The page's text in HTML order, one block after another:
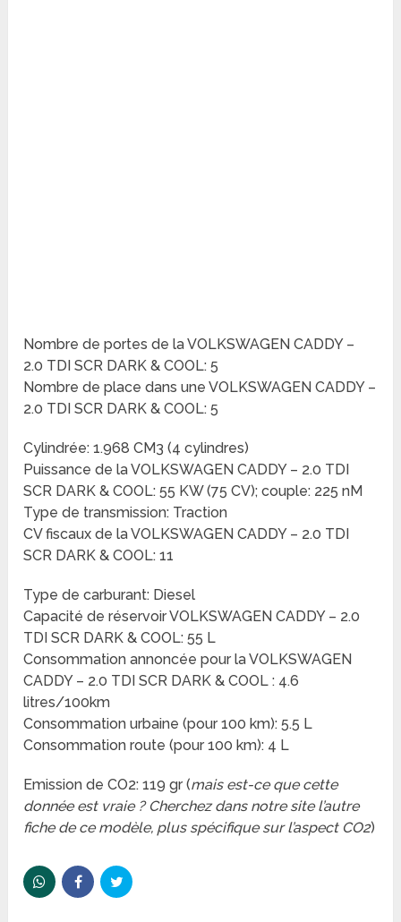
Nombre de portes de la VOLKSWAGEN CADDY –
2.0 TDI SCR DARK & COOL: 5
Nombre de place dans une VOLKSWAGEN CADDY –
2.0 TDI SCR DARK & COOL: 5
Cylindrée: 1.968 CM3 (4 cylindres)
Puissance de la VOLKSWAGEN CADDY – 2.0 TDI
SCR DARK & COOL: 55 KW (75 CV); couple: 225 nM
Type de transmission: Traction
CV fiscaux de la VOLKSWAGEN CADDY – 2.0 TDI
SCR DARK & COOL: 11
Type de carburant: Diesel
Capacité de réservoir VOLKSWAGEN CADDY – 2.0
TDI SCR DARK & COOL: 55 L
Consommation annoncée pour la VOLKSWAGEN
CADDY – 2.0 TDI SCR DARK & COOL : 4.6
litres/100km
Consommation urbaine (pour 100 km): 5.5 L
Consommation route (pour 100 km): 4 L
Emission de CO2: 119 gr (mais est-ce que cette
donnée est vraie ? Cherchez dans notre site l’autre
fiche de ce modèle, plus spécifique sur l’aspect CO2)